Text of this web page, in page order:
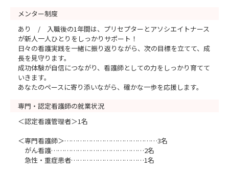
メンター制度
あり / 入職後の1年間は、プリセプターとアソシエイトナース
が新人一人ひとりをしっかりサポート！
日々の看護実践を一緒に振り返りながら、次の目標を立てて、成
長を見守ります。
成功体験が自信につながり、看護師としての力をしっかり育てて
いきます。
あなたのペースに寄り添いながら、確かな一歩を応援します。
専門・認定看護師の就業状況
＜認定看護管理者＞1名
＜専門看護師＞……………………………………3名
がん看護……………………………………2名
急性・重症患者……………………………1名